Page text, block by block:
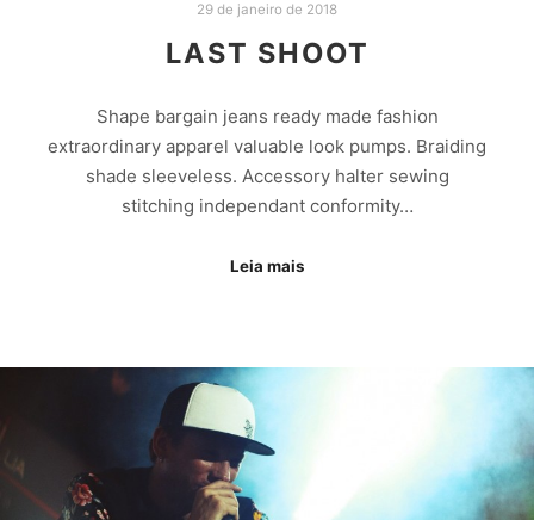
29 de janeiro de 2018
LAST SHOOT
Shape bargain jeans ready made fashion
extraordinary apparel valuable look pumps. Braiding
shade sleeveless. Accessory halter sewing
stitching independant conformity…
Leia mais